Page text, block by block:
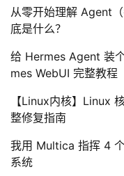
从零开始理解 Agent
底是什么？
给 Hermes Agent 装
mes WebUI 完整教程
【Linux内核】Linux
整修复指南
我用 Multica 指挥 4
系统